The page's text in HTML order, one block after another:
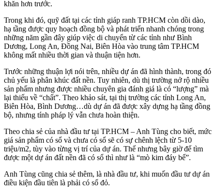
khăn hơn trước.
Trong khi đó, quỹ đất tại các tỉnh giáp ranh TP.HCM còn dồi dào,
hạ tầng được quy hoạch đồng bộ và phát triển nhanh chóng trong
những năm gần đây giúp việc di chuyển từ các tỉnh như Bình
Dương, Long An, Đồng Nai, Biên Hòa vào trung tâm TP.HCM
không mất nhiều thời gian và thuận tiện hơn.
Trước những thuận lợi nói trên, nhiều dự án đã hình thành, trong đó
chủ yếu là phân khúc đất nền. Tuy nhiên, dù thị trường nở rộ nhiều
sản phẩm nhưng được nhiều chuyên gia đánh giá là có “lượng” mà
lại thiếu về “chất”. Theo khảo sát, tại thị trường các tỉnh Long An,
Biên Hòa, Bình Dương…dù dự án đã được xây dựng hạ tầng đồng
bộ, nhưng tính pháp lý vẫn chưa hoàn thiện.
Theo chia sẻ của nhà đầu tư tại TP.HCM – Anh Tùng cho biết, mức
giá sản phẩm có sổ và chưa có sổ sẽ có sự chênh lệch từ 5-10
triệu/m2, tùy vào từng vị trí của dự án. Thế nhưng bây giờ để tìm
được một dự án đất nền đã có sổ thì như là “mò kim đáy bể”.
Anh Tùng cũng chia sẻ thêm, là nhà đầu tư, khi muốn đầu tư dự án
điều kiện đầu tiên là phải có sổ đỏ.